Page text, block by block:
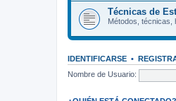
Técnicas de
Métodos, técnicas,
IDENTIFICARSE •
Nombre de Usuario: